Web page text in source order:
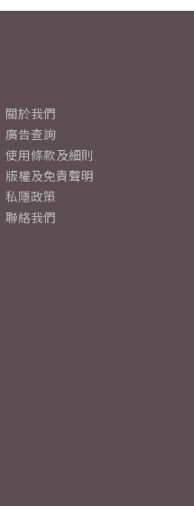
關於我們
廣告查詢
使用條款及細則
版權及免責聲明
私隱政策
聯絡我們